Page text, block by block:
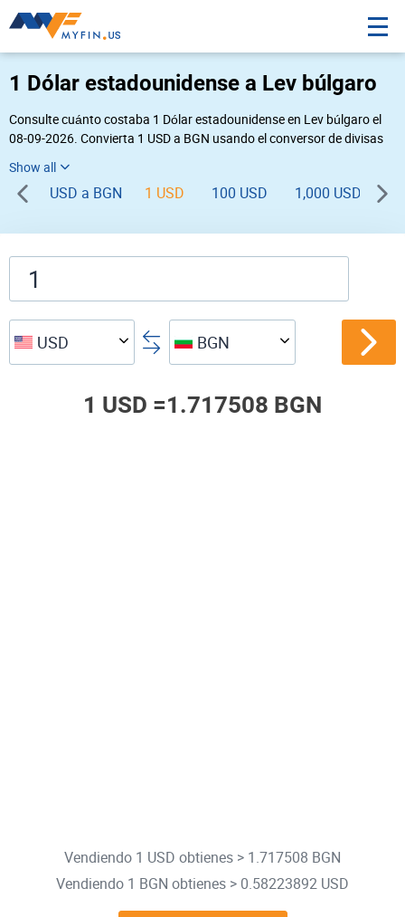
1 Dólar estadounidense a Lev búlgaro
Consulte cuánto costaba 1 Dólar estadounidense en Lev búlgaro el
08-09-2026. Convierta 1 USD a BGN usando el conversor de divisas
BGN USD ».
USD a BGN 1 USD 100 USD 1,000 USD
USD BGN
1 USD =1.717508 BGN
Vendiendo 1 USD obtienes > 1.717508 BGN
Vendiendo 1 BGN obtienes > 0.58223892 USD